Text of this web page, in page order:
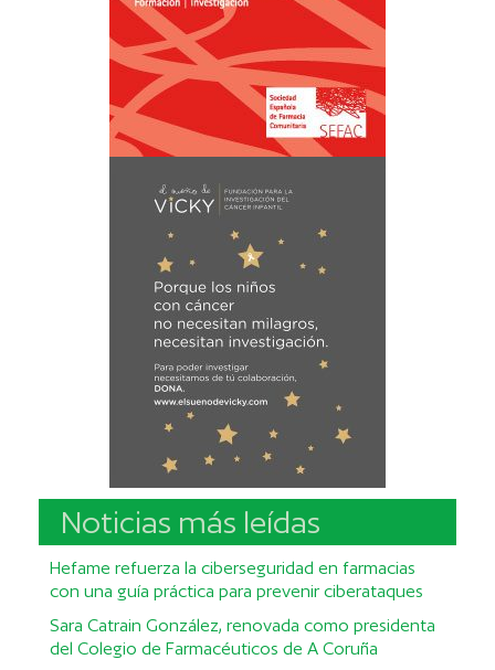
Noticias más leídas
Hefame refuerza la ciberseguridad en farmacias
con una guía práctica para prevenir ciberataques
Sara Catrain González, renovada como presidenta
del Colegio de Farmacéuticos de A Coruña